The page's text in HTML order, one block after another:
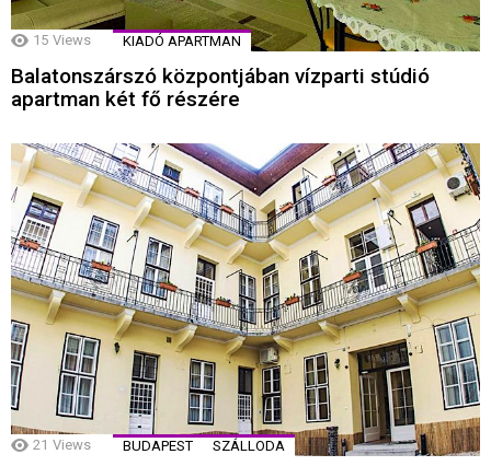
15 Views KIADÓ APARTMAN
Balatonszárszó központjában vízparti stúdió
apartman két fő részére
21 Views BUDAPEST SZÁLLODA